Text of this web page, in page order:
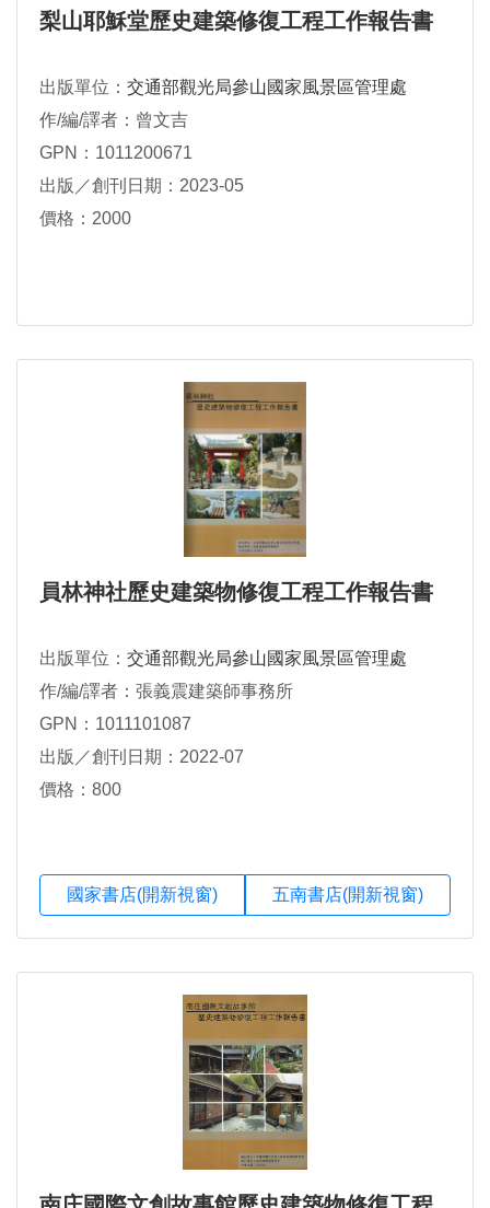
梨山耶穌堂歷史建築修復工程工作報告書
出版單位： 交通部觀光局參山國家風景區管理處
作/編/譯者：曾文吉
GPN：1011200671
出版／創刊日期：2023-05
價格：2000
員林神社歷史建築物修復工程工作報告書
出版單位： 交通部觀光局參山國家風景區管理處
作/編/譯者：張義震建築師事務所
GPN：1011101087
出版／創刊日期：2022-07
價格：800
國家書店(開新視窗) 五南書店(開新視窗)